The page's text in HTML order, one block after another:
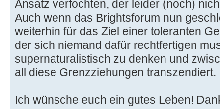
Ansatz verfochten, der leider (noch)
Auch wenn das Brightsforum nun
weiterhin für das Ziel einer toleranten
der sich niemand dafür rechtfertigen
supernaturalistisch zu denken und
all diese Grenzziehungen transzendiert.
Ich wünsche euch ein gutes Leben!